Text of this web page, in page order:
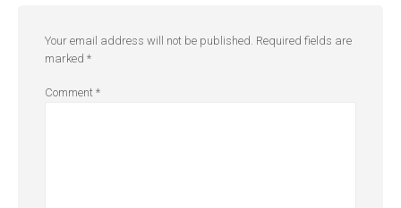
Your email address will not be published. Required fields are
marked *
Comment *